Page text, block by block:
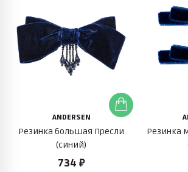
ANDERSEN
Резинка большая Пресли
(синий)
734 ₽
Резинка